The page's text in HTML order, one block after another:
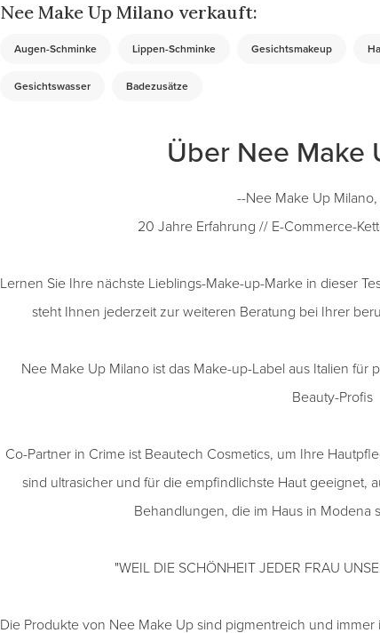
Nee Make Up Milano verkauft:
Augen-Schminke Lippen-Schminke Gesichtsmakeup
Gesichtswasser Badezusätze
Über Nee Make
--Nee Make Up
20 Jahre Erfahrung // E-Commerce-
Lernen Sie Ihre nächste Lieblings-Make-up-Marke in dieser
steht Ihnen jederzeit zur weiteren Beratung bei Ihrer
Nee Make Up Milano ist das Make-up-Label aus Italien für
Beauty-Profis
Co-Partner in Crime ist Beautech Cosmetics, um Ihre
sind ultrasicher und für die empfindlichste Haut geeignet,
Behandlungen, die im Haus in Modena
"WEIL DIE SCHÖNHEIT JEDER FRAU
Die Produkte von Nee Make Up sind pigmentreich und